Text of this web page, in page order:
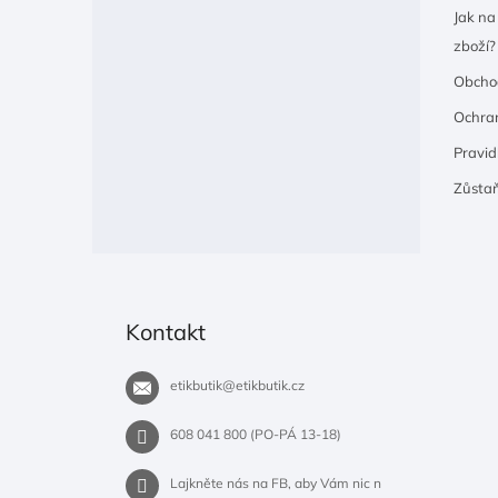
Jak
zboží?
Kontakt
etikbutik@etikbutik.cz
608 041 800 (PO-PÁ 13-18)
Lajkněte nás na FB, aby Vám nic n